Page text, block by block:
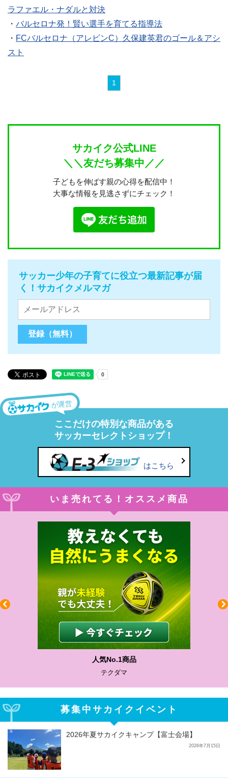
ラファエル・ナダルと対決
・ バルセロナ発！賢い選手を育てる指導法
・ FCバルセロナ（アレビンC）久保建英君のゴール＆アシ
スト
1
サカイク公式LINE
＼＼友だち募集中／／
子どもを伸ばす親の心得を配信中！
大事な情報を見逃さずにチェック！
サッカー少年の子育てに役立つ最新記事が届
く！サカイクメルマガ
が運営
ここだけの特別な商品がある
サッカーセレクトショップ！
はこちら
いま売れてる！オススメ商品
人気No.1商品
テクダマ
募集中サカイクイベント
2026年夏サカイクキャンプ【富士会場】
2026年7月15日